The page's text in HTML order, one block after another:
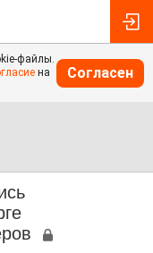
файлы.
на
Согласен